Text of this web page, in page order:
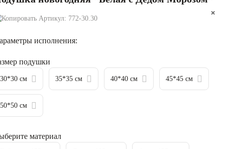
Артикул: 772-30.30
исполнения:
подушки
30*30 см 35*35 см 40*40 см 45*45 см
50*50 см
материал
×
×